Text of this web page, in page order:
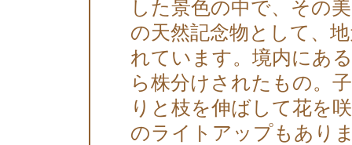
した景色の中で、その
の天然記念物として、
れています。境内にあ
ら株分けされたもの。
りと枝を伸ばして花を
のライトアップもあり